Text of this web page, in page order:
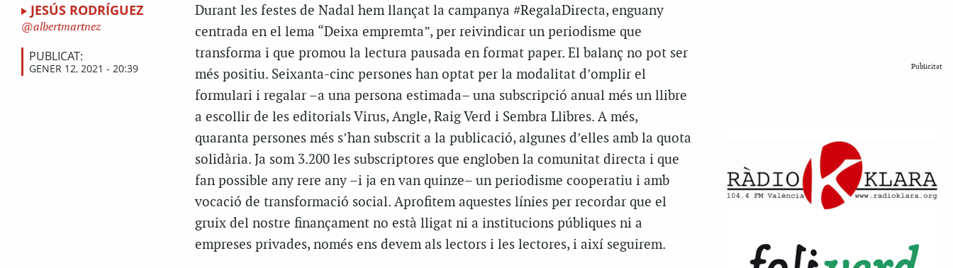
JESÚS RODRÍGUEZ
albertmartnez
PUBLICAT:
GENER 12, 2021 - 20:39
Durant les festes de Nadal hem llançat la campanya #RegalaDirecta, enguany
centrada en el lema “Deixa empremta”, per reivindicar un periodisme que
transforma i que promou la lectura pausada en format paper. El balanç no pot ser
més positiu. Seixanta-cinc persones han optat per la modalitat d’omplir el
formulari i regalar –a una persona estimada– una subscripció anual més un llibre
a escollir de les editorials Virus, Angle, Raig Verd i Sembra Llibres. A més,
quaranta persones més s’han subscrit a la publicació, algunes d’elles amb la quota
solidària. Ja som 3.200 les subscriptores que engloben la comunitat directa i que
fan possible any rere any –i ja en van quinze– un periodisme cooperatiu i amb
vocació de transformació social. Aprofitem aquestes línies per recordar que el
gruix del nostre finançament no està lligat ni a institucions públiques ni a
empreses privades, només ens devem als lectors i les lectores, i així seguirem.
Publicitat